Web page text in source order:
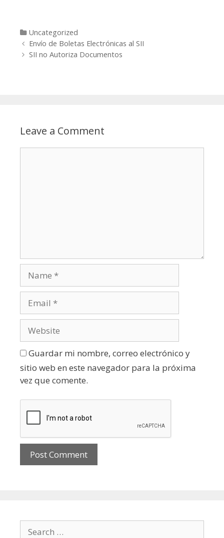
Categories
Uncategorized
Post navigation
Envío de Boletas Electrónicas al SII
SII no Autoriza Documentos
Leave a Comment
Guardar mi nombre, correo electrónico y
sitio web en este navegador para la próxima
vez que comente.
Search for: